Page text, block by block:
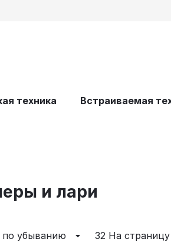
техника Встраиваемая
и лари
по убыванию 32 На страницу